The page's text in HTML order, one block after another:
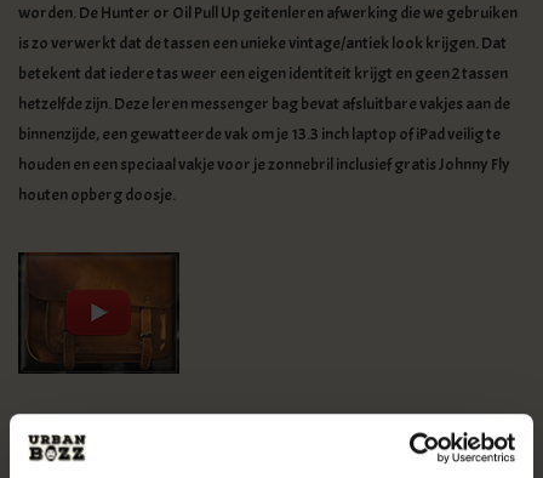
worden. De Hunter or Oil Pull Up geitenleren afwerking die we gebruiken
is zo verwerkt dat de tassen een unieke vintage/antiek look krijgen. Dat
betekent dat iedere tas weer een eigen identiteit krijgt en geen 2 tassen
hetzelfde zijn. Deze leren messenger bag bevat afsluitbare vakjes aan de
binnenzijde, een gewatteerde vak om je 13.3 inch laptop of iPad veilig te
houden en een speciaal vakje voor je zonnebril inclusief gratis Johnny Fly
houten opberg doosje.
Specificaties: